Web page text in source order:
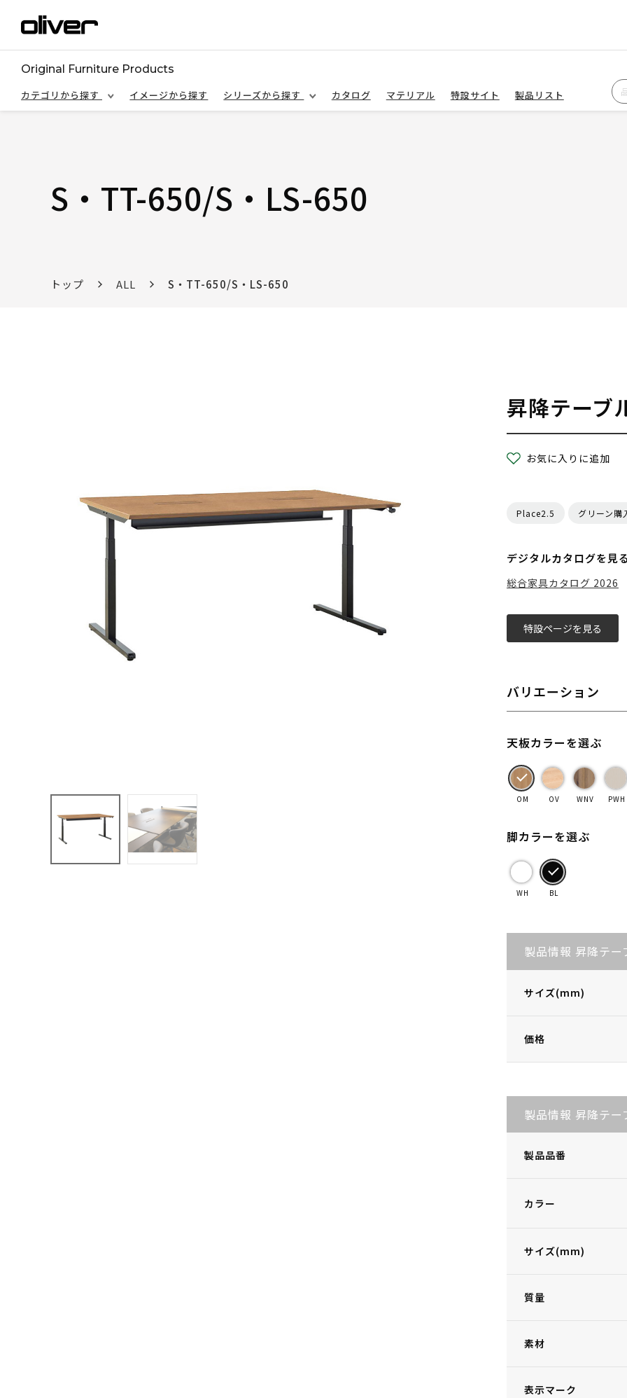
Original Furniture Products
カテゴリから探す
イメージから探す シリーズから探す カタログ マテリアル 特設サイト 製品リスト
S・TT-650/S・LS-650
トップ ALL S・TT-650/S・LS-650
昇降テーブ
お気に入りに追加
Place2.5 グリーン購
デジタルカタログを見
総合家具カタログ 2026
特設ページを見る
バリエーション
天板カラーを選ぶ
OM OV WNV PWH
脚カラーを選ぶ
WH BL
製品情報 昇降テ
サイズ(mm)
価格
製品情報 昇降テー
製品品番
カラー
サイズ(mm)
質量
素材
表示マーク